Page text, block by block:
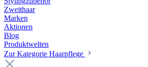
Zweithaar
Marken
Aktionen
Blog
Produktwelten
Zur Kategorie Haarpflege